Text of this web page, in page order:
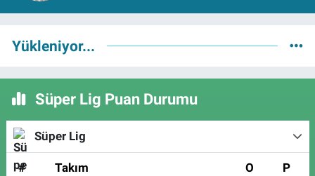
Yükleniyor...
Süper Lig Puan Durumu
Süper Lig
# Takım O P